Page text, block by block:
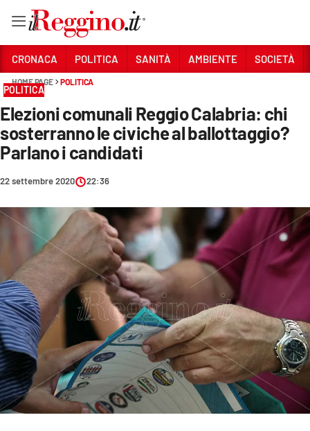
Sezioni
CRONACA
POLITICA
SANITÀ
AMBIENTE
SOCIETÀ
CULTURA
ECONOMIA E LAVORO
EVENTI
SPORT
Streaming
CRONACA POLITICA SANITÀ AMBIENTE SOCIETÀ
HOME PAGE POLITICA
POLITICA
Elezioni comunali Reggio Calabria: chi
sosterranno le civiche al ballottaggio?
Parlano i candidati
22 settembre 2020 22:36